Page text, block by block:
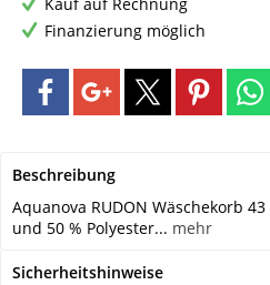
Finanzierung möglich
Beschreibung
Aquanova RUDON Wäschekorb
und 50 % Polyester... mehr
Sicherheitshinweise